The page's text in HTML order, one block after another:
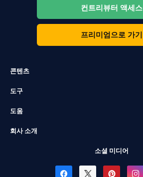
컨트리뷰터 액세스
프리미엄으로 가기
콘텐츠
도구
도움
회사 소개
소셜 미디어